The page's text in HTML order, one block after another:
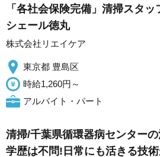
「各社会保険完備」清掃スタ
シェール徳丸
株式会社リエイケア
東京都 豊島区
時給1,260円～
アルバイト・パート
清掃/千葉県循環器病センター
学歴は不問!日常にも活きる技